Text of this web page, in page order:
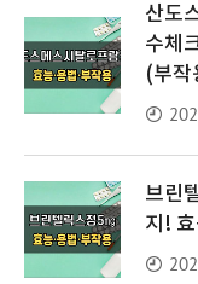
산도
수체
(부작
브린
지!